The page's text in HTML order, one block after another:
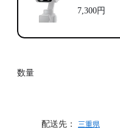
7,300円
数量
配送先： 三重県